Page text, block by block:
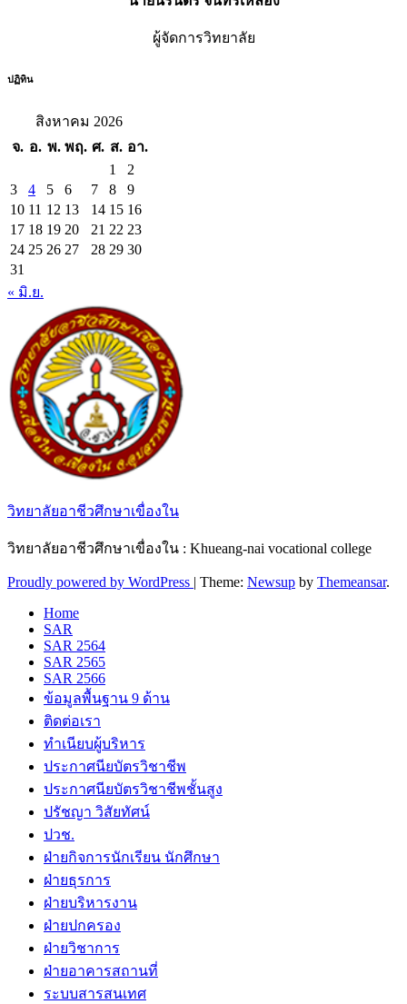
ผู้จัดการวิทยาลัย
ปฏิทิน
สิงหาคม 2026
จ. อ. พ. พฤ. ศ. ส. อา.
1
2
3
4 5 6 7 8
9
10 11 12 13 14 15 16
17 18 19 20 21 22 23
24 25 26 27 28 29 30
31
« มิ.ย.
วิทยาลัยอาชีวศึกษาเขื่องใน
วิทยาลัยอาชีวศึกษาเขื่องใน : Khueang-nai vocational college
Proudly powered by WordPress | Theme: Newsup by Themeansar.
Home
SAR
SAR 2564
SAR 2565
SAR 2566
ข้อมูลพื้นฐาน 9 ด้าน
ติดต่อเรา
ทำเนียบผู้บริหาร
ประกาศนียบัตรวิชาชีพ
ประกาศนียบัตรวิชาชีพชั้นสูง
ปรัชญา วิสัยทัศน์
ปวช.
ฝ่ายกิจการนักเรียน นักศึกษา
ฝ่ายธุรการ
ฝ่ายบริหารงาน
ฝ่ายปกครอง
ฝ่ายวิชาการ
ฝ่ายอาคารสถานที่
ระบบสารสนเทศ